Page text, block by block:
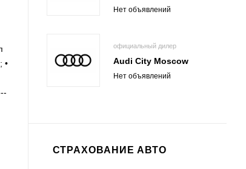
•
Нет объявлений
официальный дилер
Audi City Moscow
Нет объявлений
СТРАХОВАНИЕ АВТО